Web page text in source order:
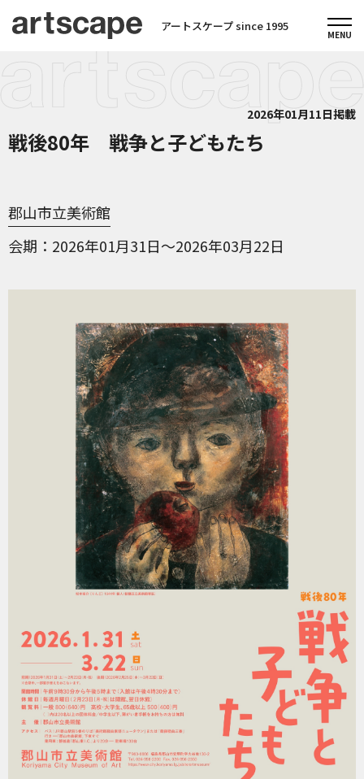
アートスケープ since 1995
2026年01月11日掲載
戦後80年 戦争と子どもたち
郡山市立美術館
会期
2026年01月31日～2026年03月22日